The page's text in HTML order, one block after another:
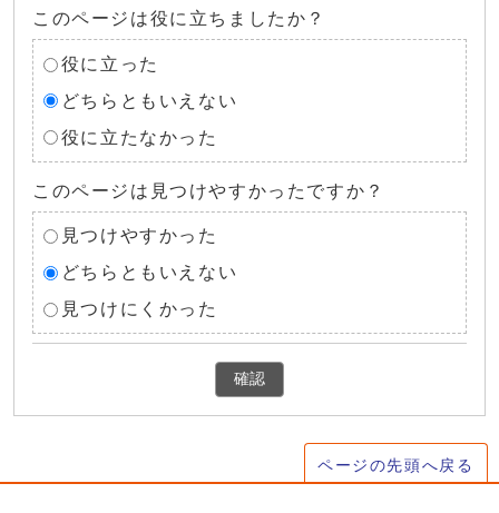
このページは役に立ちましたか？
役に立った
どちらともいえない
役に立たなかった
このページは見つけやすかったですか？
見つけやすかった
どちらともいえない
見つけにくかった
確認
ページの先頭へ戻る